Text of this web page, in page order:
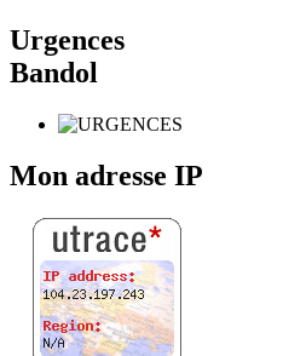
Urgences
Bandol
Mon adresse IP